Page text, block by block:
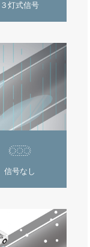
３灯式信号
信号なし